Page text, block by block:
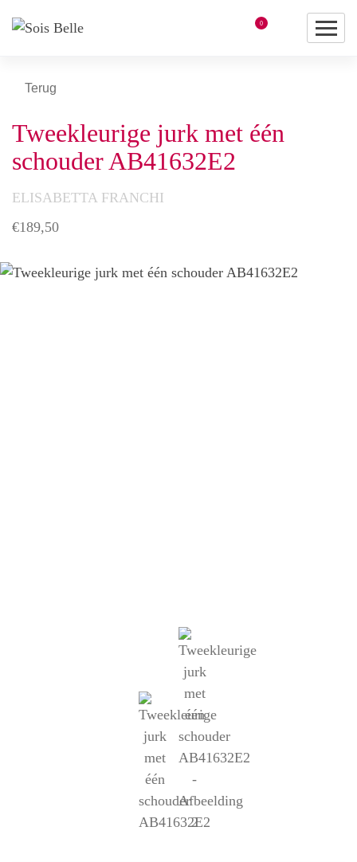
0
Terug
Tweekleurige jurk met één
schouder AB41632E2
ELISABETTA FRANCHI
€189,50